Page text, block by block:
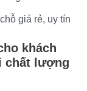
giá rẻ, uy tín
khách
chất lượng